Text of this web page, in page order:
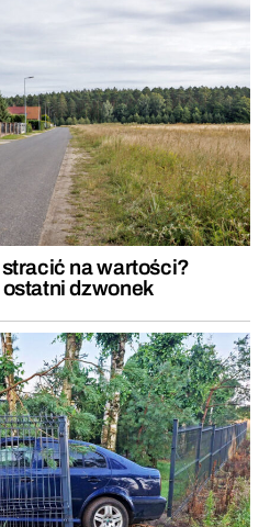
stracić na wartości?
dzwonek